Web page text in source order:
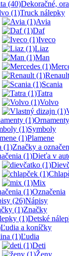
Dekoračné,
Truck nálepky
Avia
Daf
Iveco
Liaz
Man
Renault
Scania
Tatra
Volvo
Ornamenty
Symboly
Plamene
Značky a
Dieťa v
Mix
Označenia
Nápisy
Značky
Detské
Ľudia a koníčky
Ľudia
Deti
Ženy